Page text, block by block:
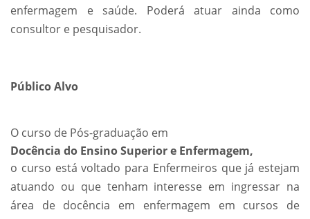
enfermagem e saúde. Poderá atuar ainda como
consultor e pesquisador.
Público Alvo
O curso de Pós-graduação em
Docência do Ensino Superior e Enfermagem,
o curso está voltado para Enfermeiros que já estejam
atuando ou que tenham interesse em ingressar na
área de docência em enfermagem em cursos de